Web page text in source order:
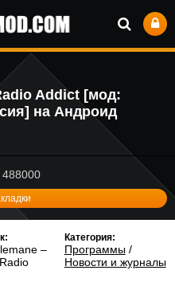
Addict [мод:
на Андроид
488000
–
Категория:
Программы/
Новости и журналы